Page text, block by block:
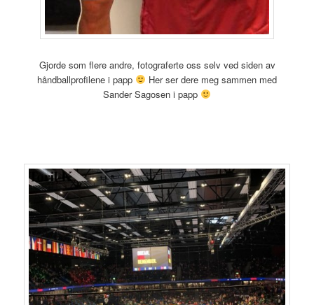
Gjorde som flere andre, fotograferte oss selv ved siden av
håndballprofilene i papp
Her ser dere meg sammen med
Sander Sagosen i papp